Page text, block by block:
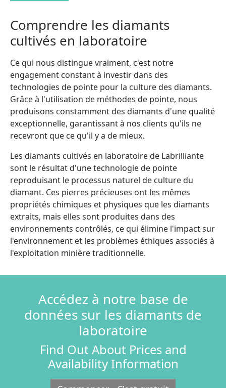
Comprendre les diamants
cultivés en laboratoire
Ce qui nous distingue vraiment, c'est notre
engagement constant à investir dans des
technologies de pointe pour la culture des diamants.
Grâce à l'utilisation de méthodes de pointe, nous
produisons constamment des diamants d'une qualité
exceptionnelle, garantissant à nos clients qu'ils ne
recevront que ce qu'il y a de mieux.
Les diamants cultivés en laboratoire de Labrilliante
sont le résultat d'une technologie de pointe
reproduisant le processus naturel de culture du
diamant. Ces pierres précieuses ont les mêmes
propriétés chimiques et physiques que les diamants
extraits, mais elles sont produites dans des
environnements contrôlés, ce qui élimine l'impact sur
l'environnement et les problèmes éthiques associés à
l'exploitation minière traditionnelle.
Accédez à notre base de
données sur les diamants de
laboratoire
Find Out About Prices and
Availability Information